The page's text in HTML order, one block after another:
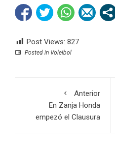
Post Views: 827
Posted in Voleibol
Anterior
En Zanja Honda
empezó el Clausura